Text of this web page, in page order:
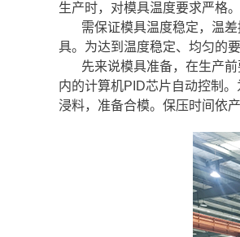
生产时，对模具温度要求严格。
需保证模具温度稳定，温
具。为达到温度稳定、均匀的
先来说模具准备，在生产
内的计算机PID芯片自动控制
浸料，准备合模。保压时间依